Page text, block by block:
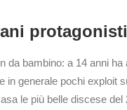
da bambino: a 14 anni
generale pochi
le più belle discese